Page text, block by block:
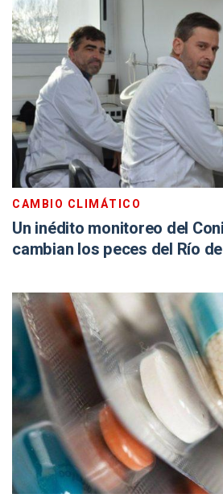
CAMBIO CLIMÁTICO
Un inédito monitoreo del
cambian los peces del Río